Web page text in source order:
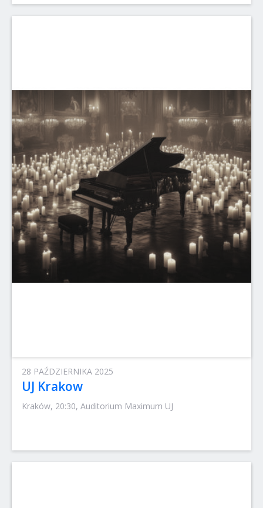
28 PAŹDZIERNIKA 2025
UJ Krakow
Kraków, 20:30, Auditorium Maximum UJ